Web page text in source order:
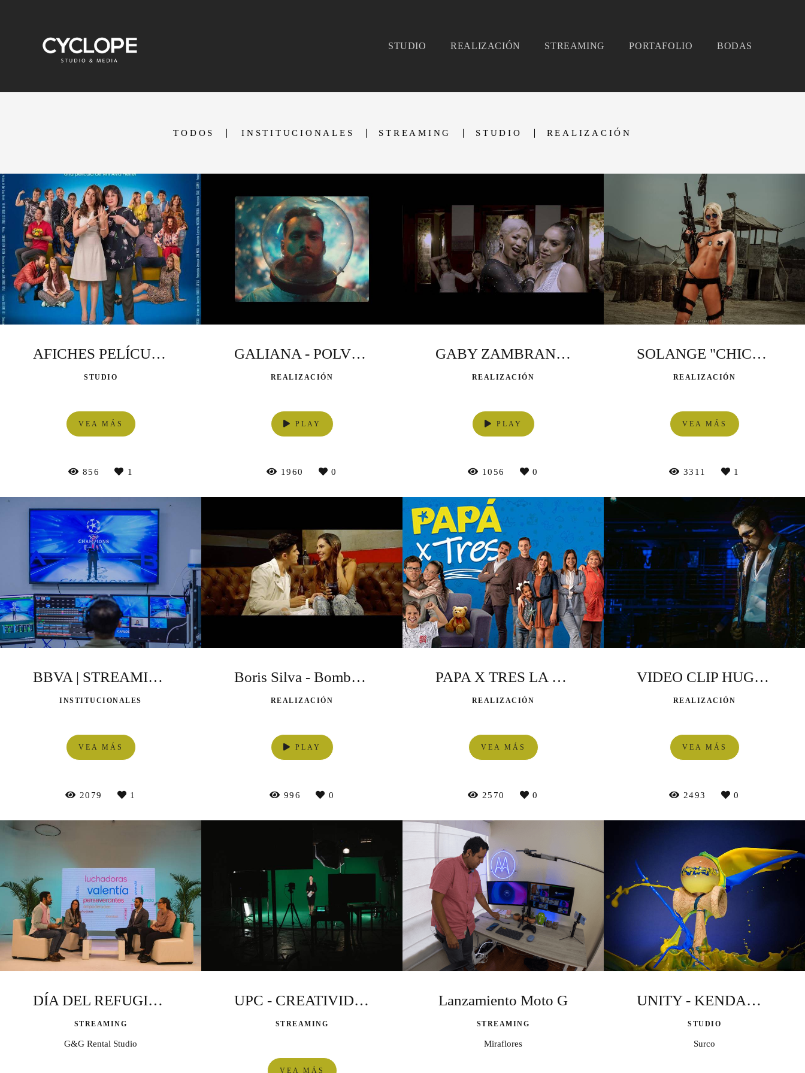
STUDIO REALIZACIÓN STREAMING PORTAFOLIO BODAS
TODOS INSTITUCIONALES STREAMING STUDIO REALIZACIÓN
AFICHES PELÍCULA
STUDIO
VEA MÁS
856 1
GALIANA - POLVO INCANDESCENTE
REALIZACIÓN
PLAY
1960 0
GABY ZAMBRANO feat SON TENTACIÓN
REALIZACIÓN
PLAY
1056 0
SOLANGE "CHICAS NATURAL"
REALIZACIÓN
VEA MÁS
3311 1
BBVA | STREAMING | VIRTUAL
INSTITUCIONALES
VEA MÁS
2079 1
Boris Silva - Bomba Kizomba
REALIZACIÓN
PLAY
996 0
PAPA X TRES LA PELÍCULA
REALIZACIÓN
VEA MÁS
2570 0
VIDEO CLIP HUGO G "LA TENTACION"
REALIZACIÓN
VEA MÁS
2493 0
DÍA DEL REFUGIADO
STREAMING
G&G Rental Studio
UPC - CREATIVIDAD EMPRESARIAL 2021
STREAMING
VEA MÁS
Lanzamiento Moto G
STREAMING
Miraflores
UNITY - KENDAMS KROM
STUDIO
Surco